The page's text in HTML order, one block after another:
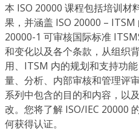
本 ISO 20000 课程包括培训材
果，并涵盖 ISO 20000 –
20000-1 可审核国际标准
和变化以及各个条款，从组织
用、ITSM 内的规划和支持功
量、分析、内部审核和管理评
系列中包含的目的和内容，以
改。您将了解 ISO/IEC 20000
何获得认证。